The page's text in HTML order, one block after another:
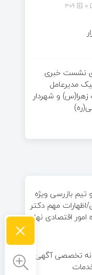
309
نشست خبری
مدیرعامل
و شهردار
بازرسی ويژه
مهم دکتر
اقتصادی نهاد
تخصصی آگهی
×